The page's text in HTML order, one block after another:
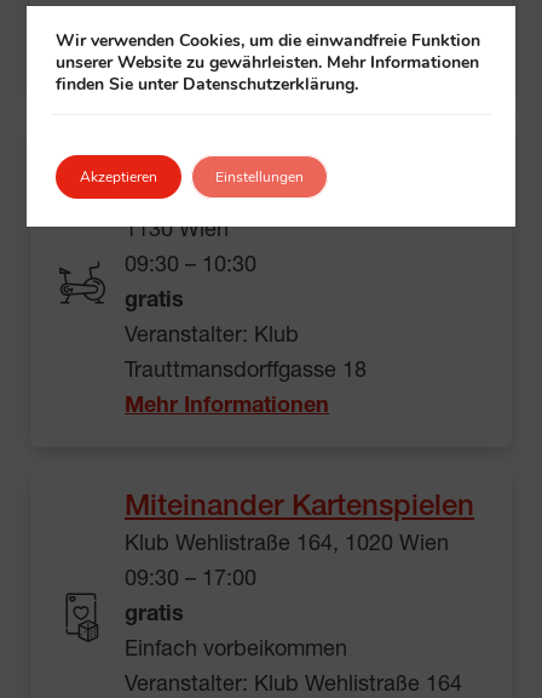
Mehr Informationen
Yoga im Sitzen
Klub Trauttmansdorffgasse 18,
1130 Wien
09:30 – 10:30
gratis
Veranstalter: Klub
Trauttmansdorffgasse 18
Mehr Informationen
Miteinander Kartenspielen
Klub Wehlistraße 164, 1020 Wien
09:30 – 17:00
gratis
Einfach vorbeikommen
Veranstalter: Klub Wehlistraße 164
Wir verwenden Cookies, um die einwandfreie Funktion
unserer Website zu gewährleisten. Mehr Informationen
finden Sie unter Datenschutzerklärung.
Akzeptieren Einstellungen